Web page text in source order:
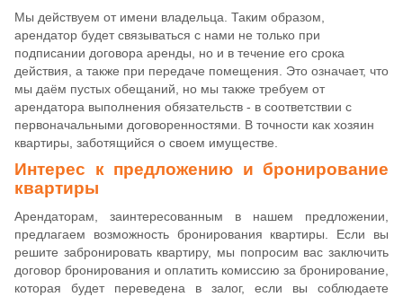
Мы действуем от имени владельца. Таким образом,
арендатор будет связываться с нами не только при
подписании договора аренды, но и в течение его срока
действия, а также при передаче помещения. Это означает, что
мы даём пустых обещаний, но мы также требуем от
арендатора выполнения обязательств - в соответствии с
первоначальными договоренностями. В точности как хозяин
квартиры, заботящийся о своем имуществе.
Интерес к предложению и бронирование
квартиры
Арендаторам, заинтересованным в нашем предложении,
предлагаем возможность бронирования квартиры. Если вы
решите забронировать квартиру, мы попросим вас заключить
договор бронирования и оплатить комиссию за бронирование,
которая будет переведена в залог, если вы соблюдаете